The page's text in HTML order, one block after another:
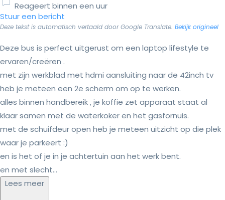
Reageert binnen een uur
Stuur een bericht
Deze tekst is automatisch vertaald door Google Translate. Bekijk origineel
Deze bus is perfect uitgerust om een laptop lifestyle te
ervaren/creëren .
met zijn werkblad met hdmi aansluiting naar de 42inch tv
heb je meteen een 2e scherm om op te werken.
alles binnen handbereik , je koffie zet apparaat staat al
klaar samen met de waterkoker en het gasfornuis.
met de schuifdeur open heb je meteen uitzicht op die plek
waar je parkeert :)
en is het of je in je achtertuin aan het werk bent.
en met slecht...
Lees meer